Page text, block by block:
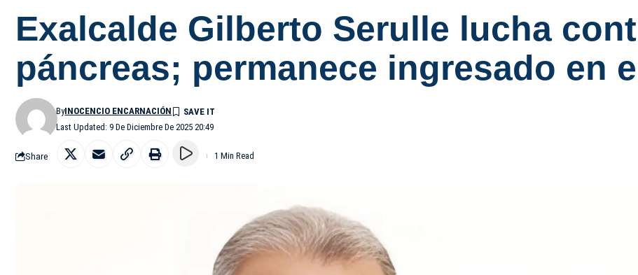
Exalcalde Gilberto Serulle lucha
páncreas; permanece ingresado en
Last Updated: 9 De Diciembre De 2025 20:49
ByINOCENCIO ENCARNACIÓN
Share 1 Min Read